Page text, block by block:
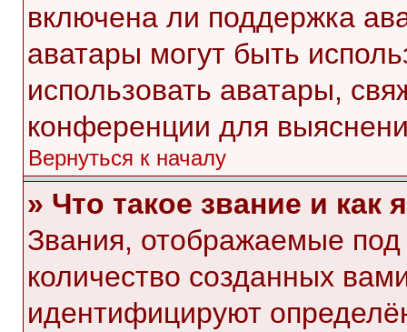
включена ли поддержка
аватары могут быть
использовать аватары,
конференции для
Вернуться к началу
» Что такое звание и как
Звания, отображаемые
количество созданных
идентифицируют